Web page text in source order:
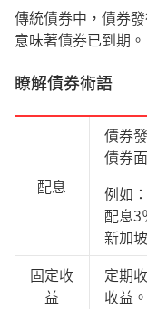
傳統債券中，債券
意味著債券已到期。
瞭解債券術語
配息
債券
債券
例如：
配息3
新加
固定收
益
定期
收益。